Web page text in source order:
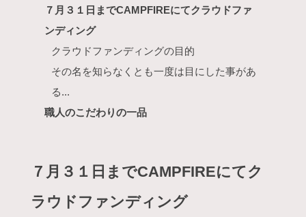
７月３１日までCAMPFIREにてクラウドファ
ンディング
クラウドファンディングの目的
その名を知らなくとも一度は目にした事があ
る...
職人のこだわりの一品
７月３１日までCAMPFIREにてク
ラウドファンディング